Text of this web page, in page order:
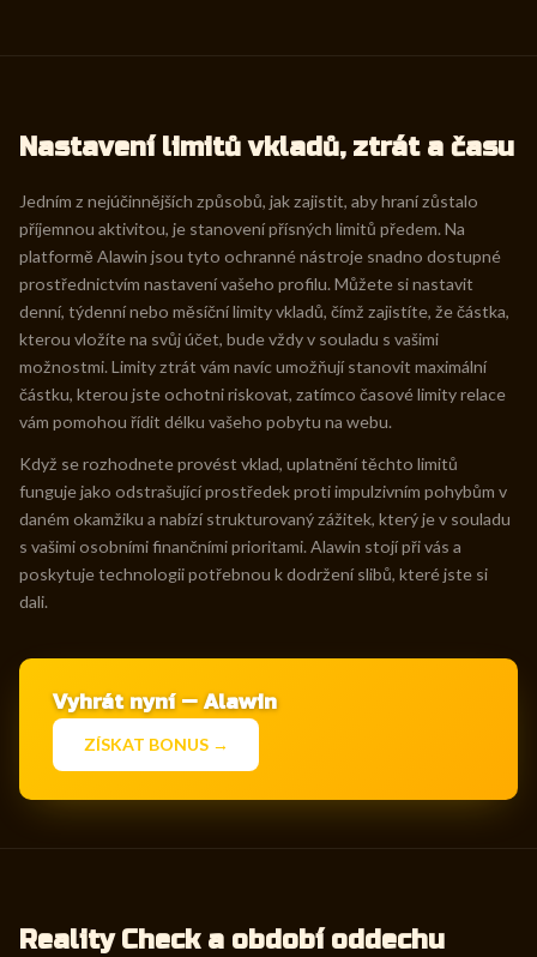
Nastavení limitů vkladů, ztrát a času
Jedním z nejúčinnějších způsobů, jak zajistit, aby hraní zůstalo
příjemnou aktivitou, je stanovení přísných limitů předem. Na
platformě Alawin jsou tyto ochranné nástroje snadno dostupné
prostřednictvím nastavení vašeho profilu. Můžete si nastavit
denní, týdenní nebo měsíční limity vkladů, čímž zajistíte, že částka,
kterou vložíte na svůj účet, bude vždy v souladu s vašimi
možnostmi. Limity ztrát vám navíc umožňují stanovit maximální
částku, kterou jste ochotni riskovat, zatímco časové limity relace
vám pomohou řídit délku vašeho pobytu na webu.
Když se rozhodnete provést vklad, uplatnění těchto limitů
funguje jako odstrašující prostředek proti impulzivním pohybům v
daném okamžiku a nabízí strukturovaný zážitek, který je v souladu
s vašimi osobními finančními prioritami. Alawin stojí při vás a
poskytuje technologii potřebnou k dodržení slibů, které jste si
dali.
Vyhrát nyní — Alawin
ZÍSKAT BONUS →
Reality Check a období oddechu